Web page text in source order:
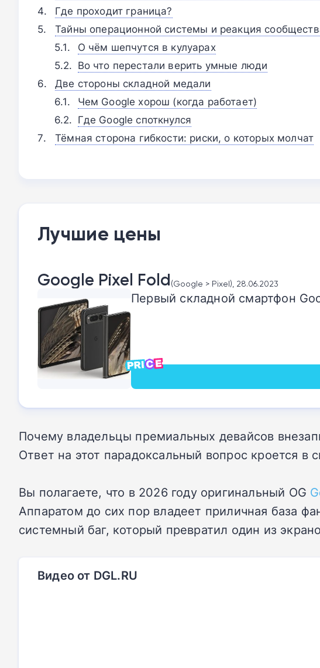
Где проходит граница?
Тайны операционной системы и реакция
О чём шепчутся в кулуарах
Во что перестали верить умные люди
Две стороны складной медали
Чем Google хорош (когда работает)
Где Google споткнулся
Тёмная сторона гибкости: риски, о которых молчат
Лучшие цены
Google Pixel Fold(Google > Pixel), 28.06.2023
Первый складной смартфон
Почему владельцы премиальных девайсов
Ответ на этот парадоксальный вопрос кроется в
Вы полагаете, что в 2026 году оригинальный OG
Аппаратом до сих пор владеет приличная база
системный баг, который превратил один из
Видео от DGL.RU